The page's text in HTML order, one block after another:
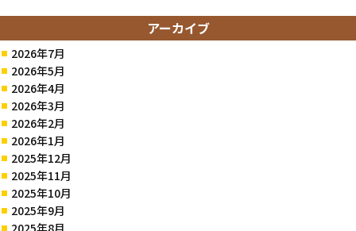
アーカイブ
2026年7月
2026年5月
2026年4月
2026年3月
2026年2月
2026年1月
2025年12月
2025年11月
2025年10月
2025年9月
2025年8月